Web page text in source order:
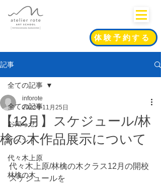
体験予約する
記事
全ての記事
お知らせ
イベント
代々木上原
林檎の木
全ての記事
【12月】スケジュール/林
檎の木作品展示について
inforote
2022年11月25日
代々木上原/林檎の木クラス12月の開校
スケジュールを